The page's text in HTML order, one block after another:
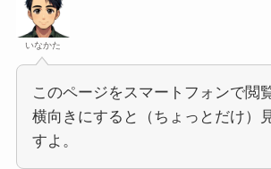
いなかた
このページをスマートフォンで閲
横向きにすると（ちょっとだけ）
すよ。